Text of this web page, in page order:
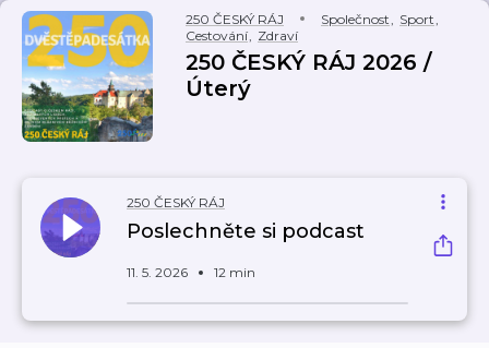
250 ČESKÝ RÁJ Společnost, Sport,
Cestování, Zdraví
250 ČESKÝ RÁJ 2026 /
Úterý
250 ČESKÝ RÁJ
Poslechněte si podcast
11. 5. 2026 12 min